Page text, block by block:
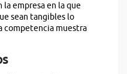
empresa en la que
sean tangibles lo
competencia muestra